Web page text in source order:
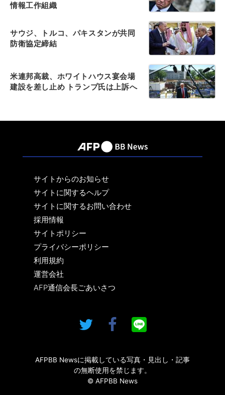
情報工作組織
サウジ、トルコ、パキスタンが共同
防衛協定締結
米連邦高裁、ホワイトハウス宴会場
建設を差し止め トランプ氏は上訴へ
サイトからのお知らせ
サイトに関するヘルプ
サイトに関するお問い合わせ
採用情報
サイトポリシー
プライバシーポリシー
利用規約
運営会社
AFP通信会長ごあいさつ
AFPBB Newsに掲載している写真・見出し・記事
の無断使用を禁じます。
© AFPBB News